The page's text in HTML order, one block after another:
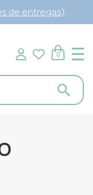
de entregas)
0